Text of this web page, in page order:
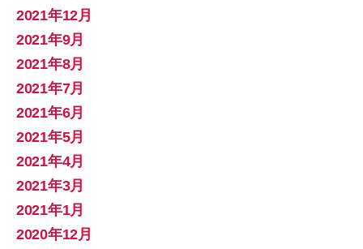
2021年12月
2021年9月
2021年8月
2021年7月
2021年6月
2021年5月
2021年4月
2021年3月
2021年1月
2020年12月